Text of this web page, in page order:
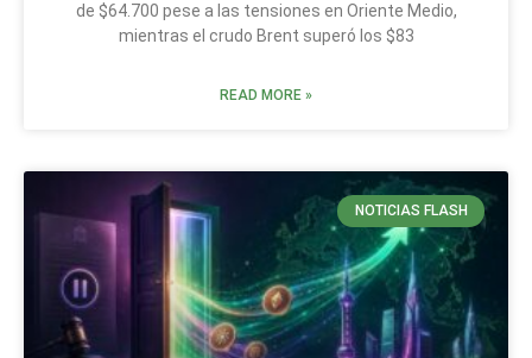
de $64.700 pese a las tensiones en Oriente Medio,
mientras el crudo Brent superó los $83
READ MORE »
NOTICIAS FLASH